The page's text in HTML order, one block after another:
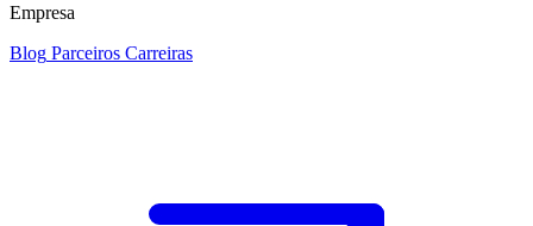
Empresa
Blog Parceiros Carreiras